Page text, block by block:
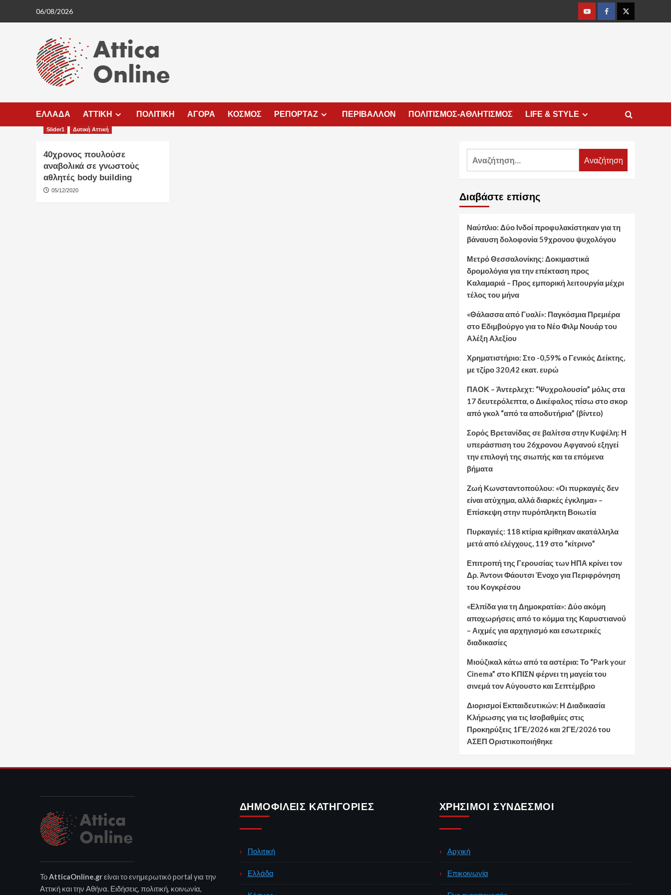
06/08/2026
YoutubeFacebookTwitter
ΕΛΛΑΔΑ ΑΤΤΙΚΗ ΠΟΛΙΤΙΚΗ ΑΓΟΡΑ ΚΟΣΜΟΣ ΡΕΠΟΡΤΑΖ ΠΕΡΙΒΑΛΛΟΝ ΠΟΛΙΤΙΣΜΟΣ-ΑΘΛΗΤΙΣΜΟΣ LIFE & STYLE
Slider1 Δυτική Αττική
40χρονος πουλούσε
αναβολικά σε γνωστούς
αθλητές body building
05/12/2020
Αναζήτηση
Διαβάστε επίσης
Ναύπλιο: Δύο Ινδοί προφυλακίστηκαν για τη
βάναυση δολοφονία 59χρονου ψυχολόγου
Μετρό Θεσσαλονίκης: Δοκιμαστικά
δρομολόγια για την επέκταση προς
Καλαμαριά – Προς εμπορική λειτουργία μέχρι
τέλος του μήνα
«Θάλασσα από Γυαλί»: Παγκόσμια Πρεμιέρα
στο Εδιμβούργο για το Νέο Φιλμ Νουάρ του
Αλέξη Αλεξίου
Χρηματιστήριο: Στο -0,59% ο Γενικός Δείκτης,
με τζίρο 320,42 εκατ. ευρώ
ΠΑΟΚ – Άντερλεχτ: “Ψυχρολουσία” μόλις στα
17 δευτερόλεπτα, ο Δικέφαλος πίσω στο σκορ
από γκολ “από τα αποδυτήρια” (βίντεο)
Σορός Βρετανίδας σε βαλίτσα στην Κυψέλη: Η
υπεράσπιση του 26χρονου Αφγανού εξηγεί
την επιλογή της σιωπής και τα επόμενα
βήματα
Ζωή Κωνσταντοπούλου: «Οι πυρκαγιές δεν
είναι ατύχημα, αλλά διαρκές έγκλημα» –
Επίσκεψη στην πυρόπληκτη Βοιωτία
Πυρκαγιές: 118 κτίρια κρίθηκαν ακατάλληλα
μετά από ελέγχους, 119 στο “κίτρινο”
Επιτροπή της Γερουσίας των ΗΠΑ κρίνει τον
Δρ. Άντονι Φάουτσι Ένοχο για Περιφρόνηση
του Κογκρέσου
«Ελπίδα για τη Δημοκρατία»: Δύο ακόμη
αποχωρήσεις από το κόμμα της Καρυστιανού
– Αιχμές για αρχηγισμό και εσωτερικές
διαδικασίες
Μιούζικαλ κάτω από τα αστέρια: Το “Park your
Cinema” στο ΚΠΙΣΝ φέρνει τη μαγεία του
σινεμά τον Αύγουστο και Σεπτέμβριο
Διορισμοί Εκπαιδευτικών: Η Διαδικασία
Κλήρωσης για τις Ισοβαθμίες στις
Προκηρύξεις 1ΓΕ/2026 και 2ΓΕ/2026 του
ΑΣΕΠ Οριστικοποιήθηκε
ΤοAtticaOnline.grείναι το ενημερωτικό portal για την
Αττική και την Αθήνα. Ειδήσεις, πολιτική, κοινωνία,
ΔΗΜΟΦΙΛΕΊΣ ΚΑΤΗΓΟΡΊΕΣ
Πολιτική
Ελλάδα
ΧΡΉΣΙΜΟΙ ΣΎΝΔΕΣΜΟΙ
Αρχική
Επικοινωνία